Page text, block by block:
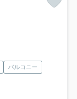
バルコニー